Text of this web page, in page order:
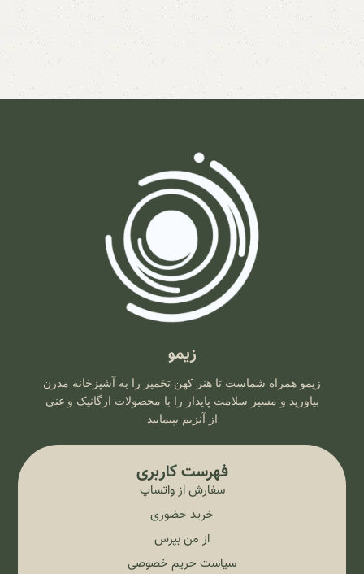
زیمو
زیمو همراه شماست تا هنر کهن تخمیر را به آشپزخانه مدرن
بیاورید و مسیر سلامت پایدار را با محصولات ارگانیک و غنی
از آنزیم بپیمایید
فهرست کاربری
سفارش از واتساپ
خرید حضوری
از من بپرس
سیاست حریم خصوصی